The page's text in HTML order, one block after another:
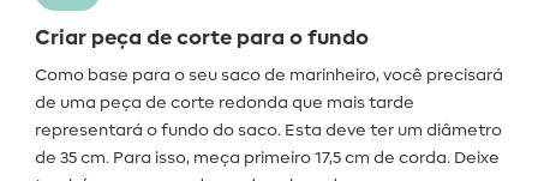
Criar peça de corte para o fundo
Como base para o seu saco de marinheiro, você precisará
de uma peça de corte redonda que mais tarde
representará o fundo do saco. Esta deve ter um diâmetro
de 35 cm. Para isso, meça primeiro 17,5 cm de corda. Deixe